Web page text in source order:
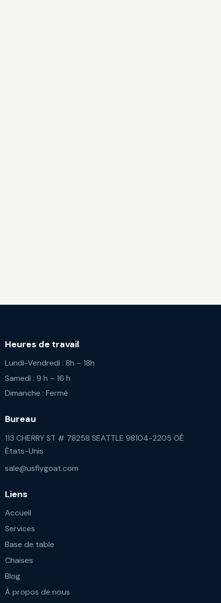
Heures de travail
Lundi-Vendredi : 8h – 18h
Samedi : 9 h – 16 h
Dimanche : Fermé
Bureau
113 CHERRY ST # 78258 SEATTLE 98104-2205 OÉ
États-Unis
sale@usflygoat.com
Liens
Accueil
Services
Base de table
Chaises
Blog
À propos de nous